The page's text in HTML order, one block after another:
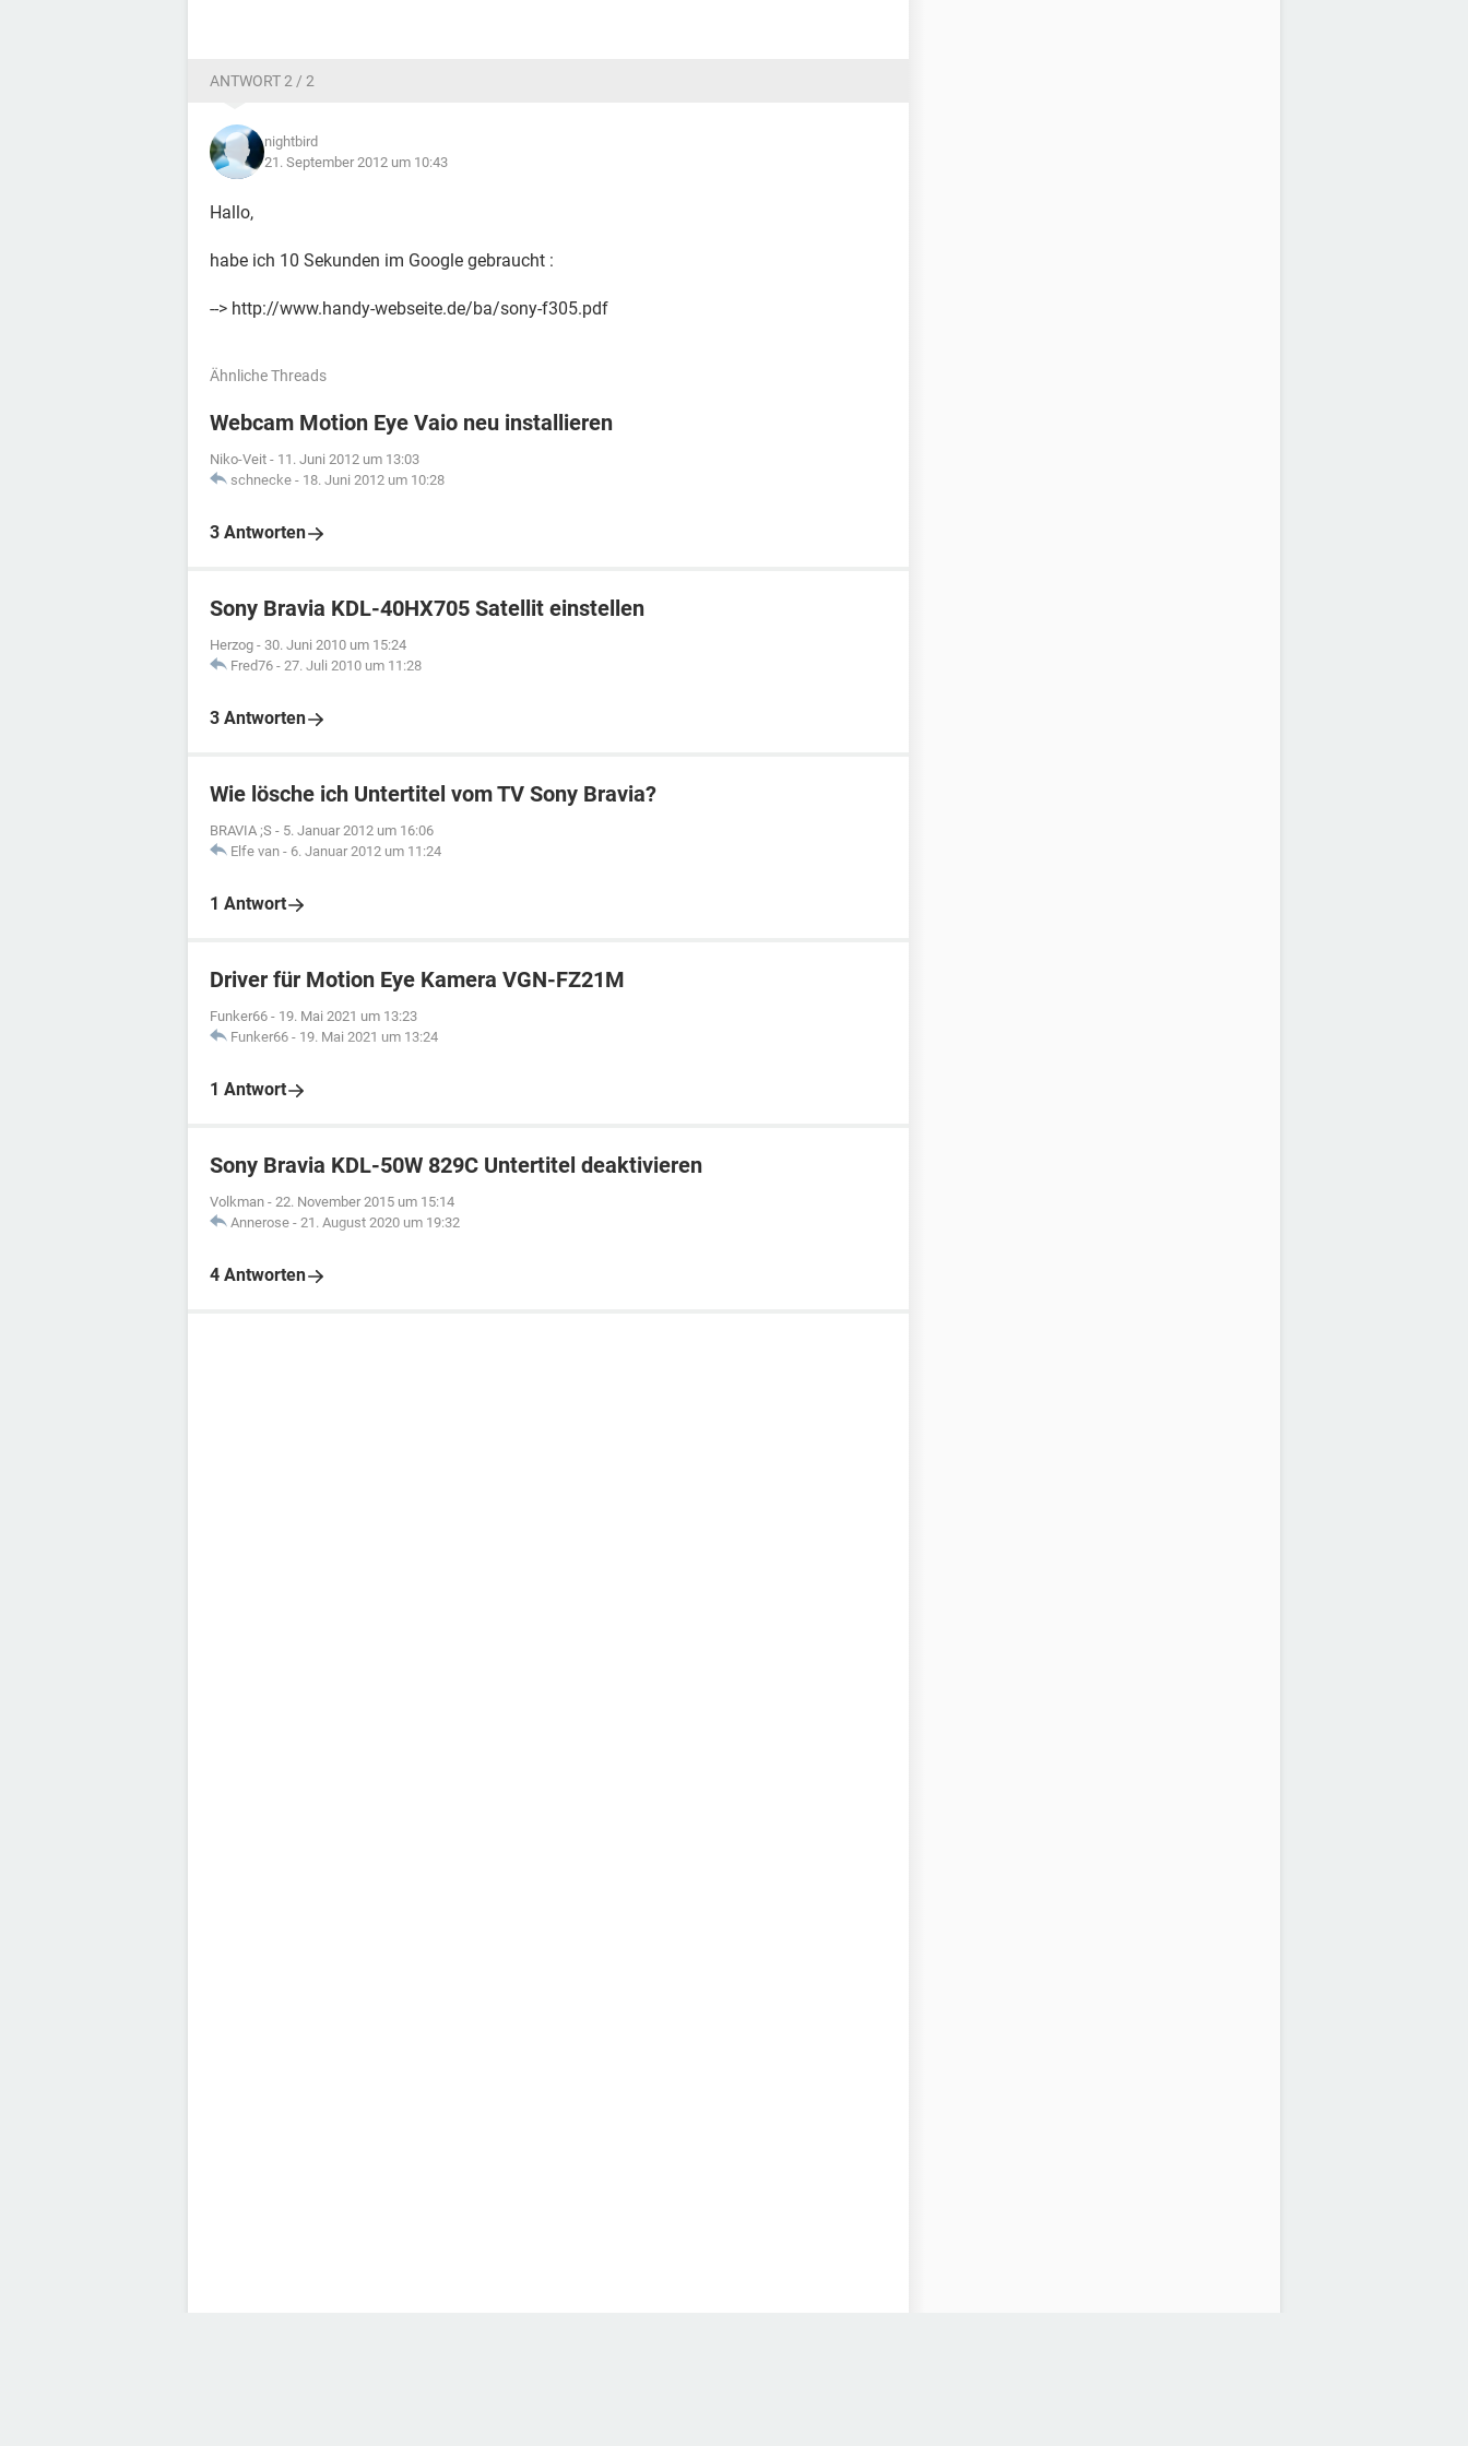
ANTWORT 2 / 2
nightbird
21. September 2012 um 10:43
Hallo,
habe ich 10 Sekunden im Google gebraucht :
--> http://www.handy-webseite.de/ba/sony-f305.pdf
Ähnliche Threads
Webcam Motion Eye Vaio neu installieren
Niko-Veit - 11. Juni 2012 um 13:03
schnecke - 18. Juni 2012 um 10:28
3 Antworten
Sony Bravia KDL-40HX705 Satellit einstellen
Herzog - 30. Juni 2010 um 15:24
Fred76 - 27. Juli 2010 um 11:28
3 Antworten
Wie lösche ich Untertitel vom TV Sony Bravia?
BRAVIA ;S - 5. Januar 2012 um 16:06
Elfe van - 6. Januar 2012 um 11:24
1 Antwort
Driver für Motion Eye Kamera VGN-FZ21M
Funker66 - 19. Mai 2021 um 13:23
Funker66 - 19. Mai 2021 um 13:24
1 Antwort
Sony Bravia KDL-50W 829C Untertitel deaktivieren
Volkman - 22. November 2015 um 15:14
Annerose - 21. August 2020 um 19:32
4 Antworten